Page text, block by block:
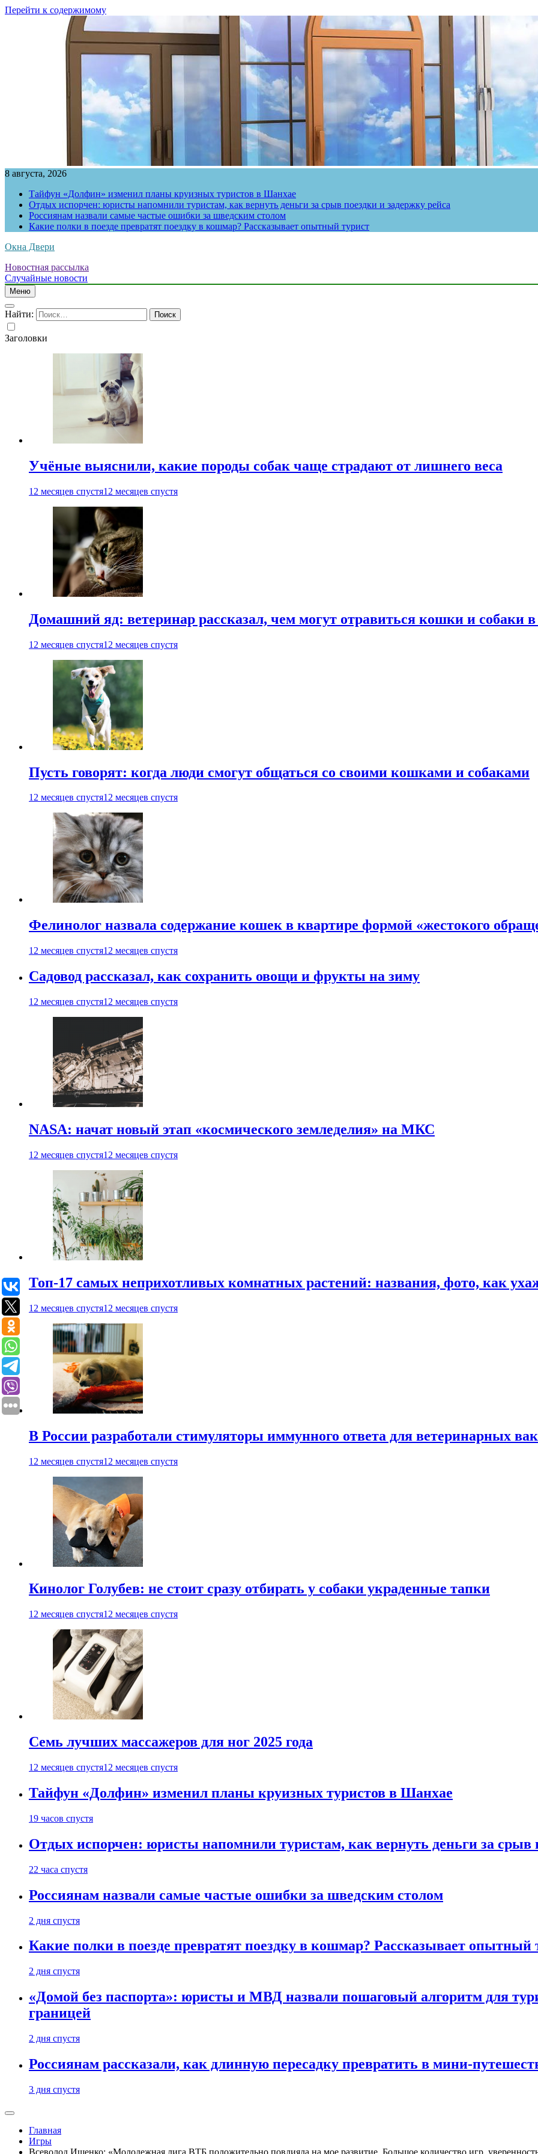
Перейти к содержимому
8 августа, 2026
Тайфун «Долфин» изменил планы круизных туристов в Шанхае
Отдых испорчен: юристы напомнили туристам, как вернуть деньги за срыв поездки и задержку рейса
Россиянам назвали самые частые ошибки за шведским столом
Какие полки в поезде превратят поездку в кошмар? Рассказывает опытный турист
Окна Двери
Новостная рассылка
Случайные новости
Меню
Найти:
Заголовки
Учёные выяснили, какие породы собак чаще страдают от лишнего веса
12 месяцев спустя12 месяцев спустя
Домашний яд: ветеринар рассказал, чем могут отравиться кошки и собаки
12 месяцев спустя12 месяцев спустя
Пусть говорят: когда люди смогут общаться со своими кошками и собаками
12 месяцев спустя12 месяцев спустя
Фелинолог назвала содержание кошек в квартире формой «жестокого
12 месяцев спустя12 месяцев спустя
Садовод рассказал, как сохранить овощи и фрукты на зиму
12 месяцев спустя12 месяцев спустя
NASA: начат новый этап «космического земледелия» на МКС
12 месяцев спустя12 месяцев спустя
Топ-17 самых неприхотливых комнатных растений: названия, фото, как
12 месяцев спустя12 месяцев спустя
В России разработали стимуляторы иммунного ответа для ветеринарных
12 месяцев спустя12 месяцев спустя
Кинолог Голубев: не стоит сразу отбирать у собаки украденные тапки
12 месяцев спустя12 месяцев спустя
Семь лучших массажеров для ног 2025 года
12 месяцев спустя12 месяцев спустя
Тайфун «Долфин» изменил планы круизных туристов в Шанхае
19 часов спустя
Отдых испорчен: юристы напомнили туристам, как вернуть деньги за срыв
22 часа спустя
Россиянам назвали самые частые ошибки за шведским столом
2 дня спустя
Какие полки в поезде превратят поездку в кошмар? Рассказывает опытный
2 дня спустя
«Домой без паспорта»: юристы и МВД назвали пошаговый алгоритм для
границей
2 дня спустя
Россиянам рассказали, как длинную пересадку превратить в мини-
3 дня спустя
Главная
Игры
Всеволод Ищенко: «Молодежная лига ВТБ положительно повлияла на мое развитие. Большое количество игр,